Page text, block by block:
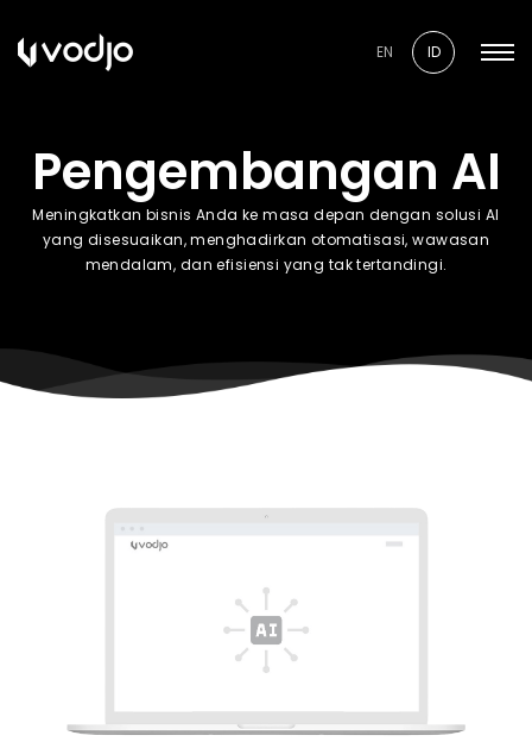
EN ID
Pengembangan AI
Meningkatkan bisnis Anda ke masa depan dengan solusi AI
yang disesuaikan, menghadirkan otomatisasi, wawasan
mendalam, dan efisiensi yang tak tertandingi.